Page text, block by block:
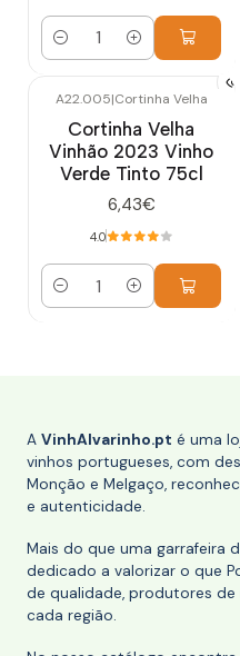
Quantidade
A22.005|Cortinha Velha
Cortinha Velha
Vinhão 2023 Vinho
Verde Tinto 75cl
6,43€
4.0
Quantidade
A VinhAlvarinho.pt é uma
vinhos portugueses, com
Monção e Melgaço,
e autenticidade.
Mais do que uma garrafeira
dedicado a valorizar o que
de qualidade, produtores
cada região.